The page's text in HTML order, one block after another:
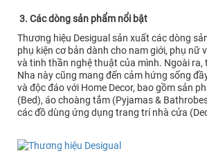
3. Các dòng sản phẩm nổi bật
Thương hiệu Desigual sản xuất các dòng
phụ kiện cơ bản dành cho nam giới, phụ nữ
và tinh thần nghệ thuật của mình. Ngoài ra,
Nha này cũng mang đến cảm hứng sống
và độc đáo với Home Decor, bao gồm sản
(Bed), áo choàng tắm (Pyjamas &
các đồ dùng ứng dụng trang trí nhà cửa